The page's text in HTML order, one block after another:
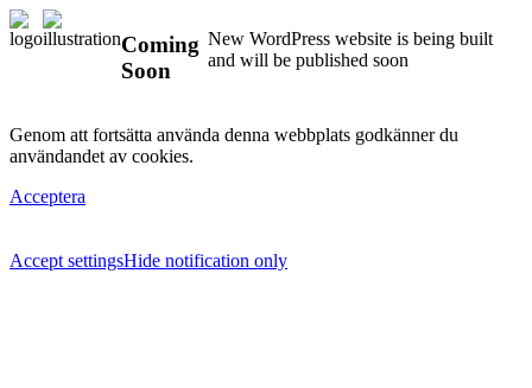
Coming
Soon
New WordPress website is being built
and will be published soon
Genom att fortsätta använda denna webbplats godkänner du
användandet av cookies.
Acceptera
Accept settingsHide notification only